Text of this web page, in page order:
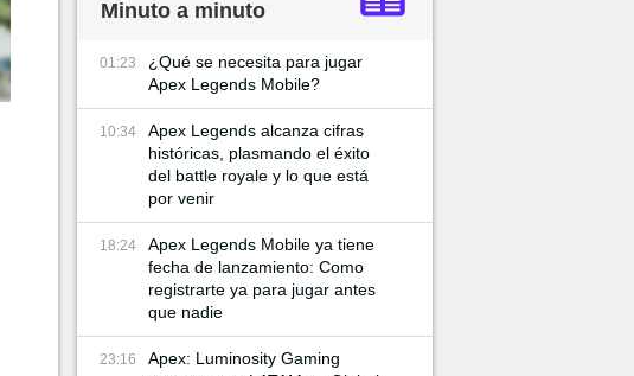
Minuto a minuto
01:23
¿Qué se necesita para jugar
Apex Legends Mobile?
10:34
Apex Legends alcanza cifras
históricas, plasmando el éxito
del battle royale y lo que está
por venir
18:24
Apex Legends Mobile ya tiene
fecha de lanzamiento: Como
registrarte ya para jugar antes
que nadie
23:16
Apex: Luminosity Gaming